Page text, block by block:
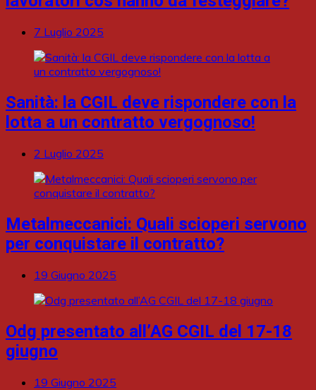
7 Luglio 2025
Sanità: la CGIL deve rispondere con la
lotta a un contratto vergognoso!
2 Luglio 2025
Metalmeccanici: Quali scioperi servono
per conquistare il contratto?
19 Giugno 2025
Odg presentato all’AG CGIL del 17-18
giugno
19 Giugno 2025